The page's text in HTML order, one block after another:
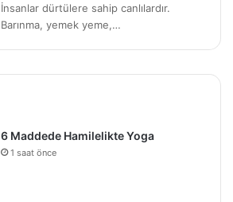
İnsanlar dürtülere sahip canlılardır.
Barınma, yemek yeme,…
6 Maddede Hamilelikte Yoga
1 saat önce